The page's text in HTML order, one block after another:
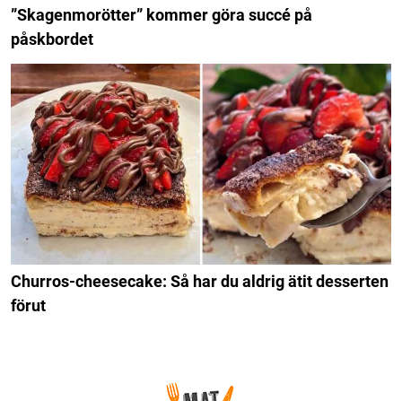
”Skagenmorötter” kommer göra succé på
påskbordet
Churros-cheesecake: Så har du aldrig ätit desserten
förut